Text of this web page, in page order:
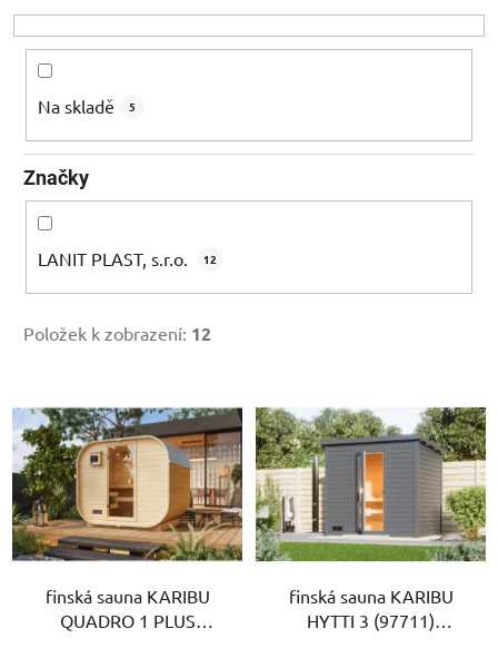
o
d
ů
Na skladě 5
Značky
LANIT PLAST, s.r.o. 12
Položek k zobrazení: 12
ý
p
s
p
finská sauna KARIBU
QUADRO 1 PLUS
finská sauna KARIBU
HYTTI 3 (97711)